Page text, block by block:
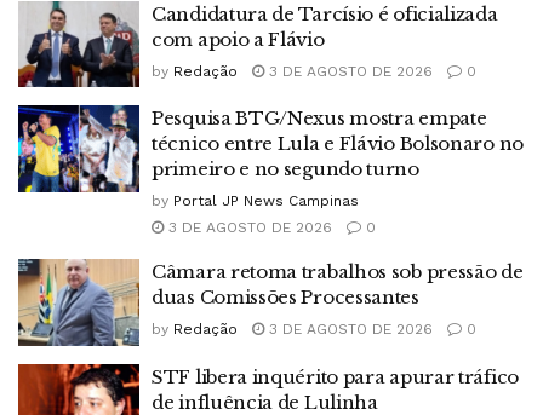
Candidatura de Tarcísio é oficializada
com apoio a Flávio
by Redação 3 DE AGOSTO DE 2026 0
Pesquisa BTG/Nexus mostra empate
técnico entre Lula e Flávio Bolsonaro no
primeiro e no segundo turno
by Portal JP News Campinas
3 DE AGOSTO DE 2026
0
Câmara retoma trabalhos sob pressão de
duas Comissões Processantes
by Redação 3 DE AGOSTO DE 2026 0
STF libera inquérito para apurar tráfico
de influência de Lulinha